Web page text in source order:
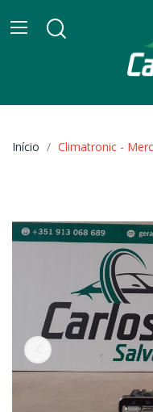
Início Climatronic -